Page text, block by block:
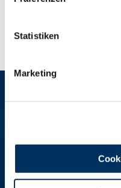
Statistiken
Marketing
RINDER-UNION
Schiffahrter Damm 235a
T+49 251 9288-0